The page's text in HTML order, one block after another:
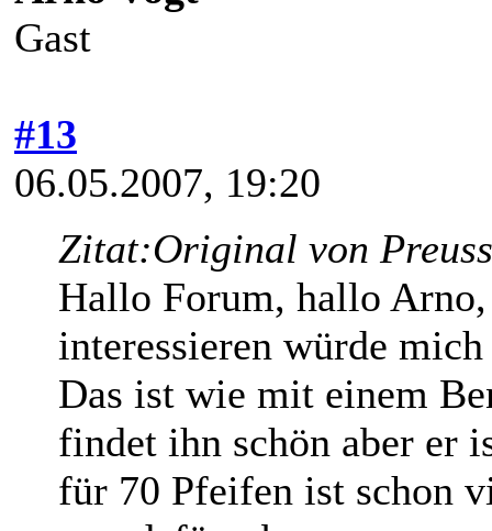
Gast
#13
06.05.2007, 19:20
Zitat:Original von
Hallo Forum, hallo Arno,
interessieren würde
Das ist wie mit einem
findet ihn schön aber er
für 70 Pfeifen ist schon